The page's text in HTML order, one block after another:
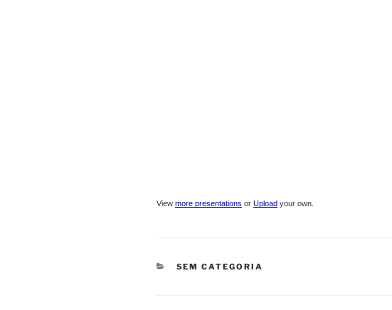
View more presentations or Upload your own.
CATEGORIAS
SEM CATEGORIA